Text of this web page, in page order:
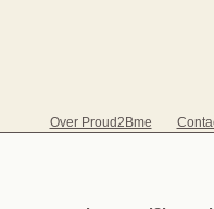
Over Proud2Bme